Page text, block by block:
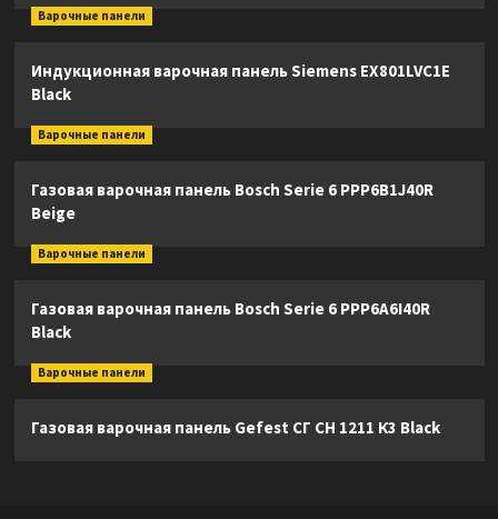
Варочные панели
Индукционная варочная панель Siemens EX801LVC1E
Black
Варочные панели
Газовая варочная панель Bosch Serie 6 PPP6B1J40R
Beige
Варочные панели
Газовая варочная панель Bosch Serie 6 PPP6A6I40R
Black
Варочные панели
Газовая варочная панель Gefest СГ СН 1211 К3 Black